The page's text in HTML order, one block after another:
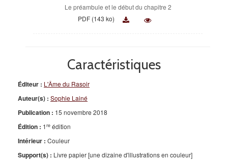
Le préambule et le début du chapitre 2
PDF (143 ko)
Caractéristiques
Éditeur : L'Âme du Rasoir
Auteur(s) : Sophie Lainé
Publication : 15 novembre 2018
Édition : 1re édition
Intérieur : Couleur
Support(s) : Livre papier [une dizaine d'illustrations en couleur]